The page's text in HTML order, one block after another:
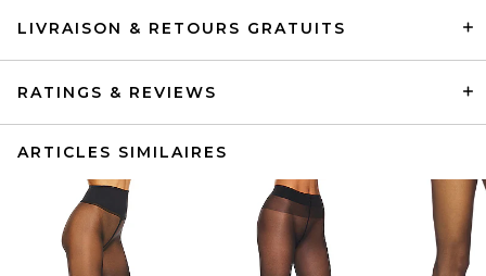
LIVRAISON & RETOURS GRATUITS
RATINGS & REVIEWS
ARTICLES SIMILAIRES